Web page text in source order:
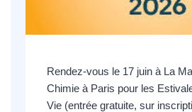
Rendez-vous le 17 juin à La
Chimie à Paris pour les
Vie (entrée gratuite, sur